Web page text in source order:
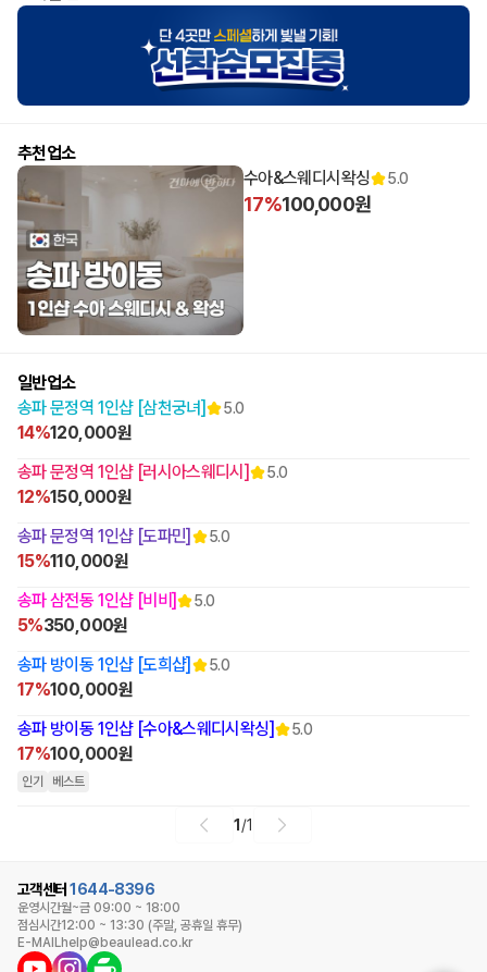
추천업소
수아&스웨디시왁싱
5.0
17%100,000원
일반업소
송파 문정역 1인샵 [삼천궁녀]
5.0
14%120,000원
송파 문정역 1인샵 [러시아스웨디시]
5.0
12%150,000원
송파 문정역 1인샵 [도파민]
5.0
15%110,000원
송파 삼전동 1인샵 [비비]
5.0
5%350,000원
송파 방이동 1인샵 [도희샵]
5.0
17%100,000원
송파 방이동 1인샵 [수아&스웨디시왁싱]
5.0
17%100,000원
인기 베스트
1 /1
고객센터 1644-8396
운영시간월~금 09:00 ~ 18:00
점심시간12:00 ~ 13:30 (주말, 공휴일 휴무)
E-MAILhelp@beaulead.co.kr